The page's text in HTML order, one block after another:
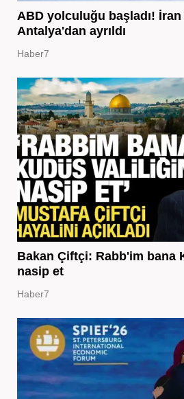
ABD yolculuğu başladı! İran
Antalya'dan ayrıldı
Haber7
Bakan Çiftçi: Rabb'im bana
nasip et
Haber7